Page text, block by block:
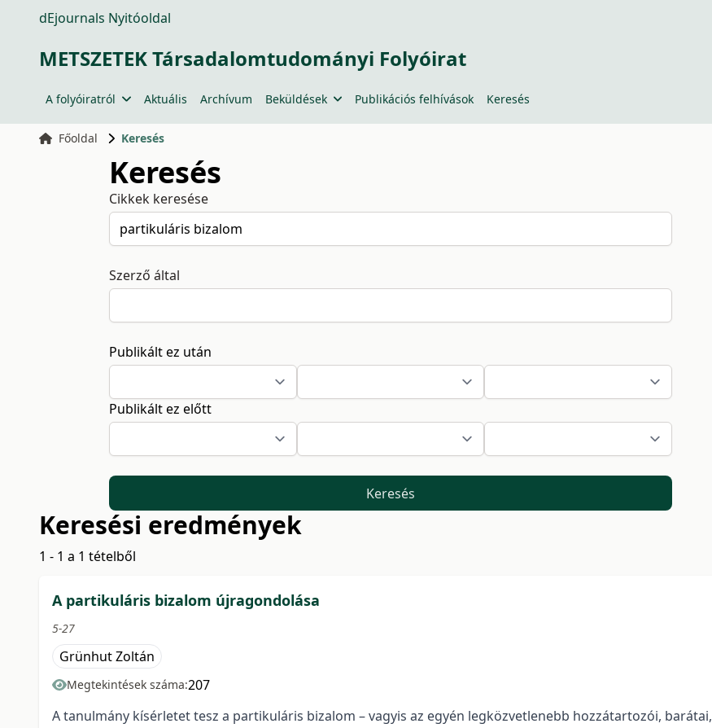
dEjournals Nyitóoldal
METSZETEK Társadalomtudományi Folyóirat
A folyóiratról Aktuális Archívum Beküldések Publikációs felhívások Keresés
Főoldal Keresés
Keresés
Cikkek keresése
Szerző által
Publikált ez után
Publikált ez előtt
Keresés
Keresési eredmények
1 - 1 a 1 tételből
A partikuláris bizalom újragondolása
5-27
Grünhut Zoltán
Megtekintések száma:207
A tanulmány kísérletet tesz a partikuláris bizalom – vagyis az egyén legközvetlenebb hozzátartozói, barátai,